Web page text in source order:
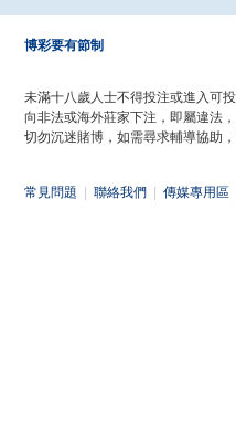
博彩要有節制
未滿十八歲人士不得投注或進入可投
向非法或海外莊家下注，即屬違法，
切勿沉迷賭博，如需尋求輔導協助
常見問題 聯絡我們 傳媒專用區